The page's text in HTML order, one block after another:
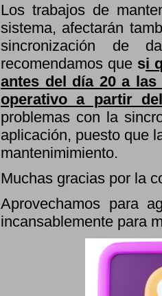
Los trabajos de
sistema, afectarán
sincronización de
recomendamos que si
antes del día 20 a
operativo a partir
problemas con la
aplicación, puesto que
mantenimimiento.
Muchas gracias por la
Aprovechamos para
incansablemente para